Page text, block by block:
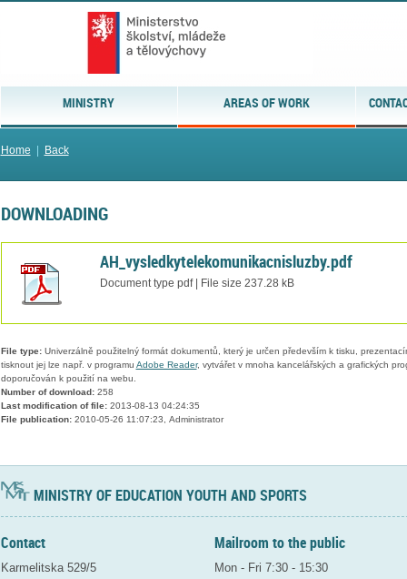
MINISTRY AREAS OF WORK
Home Back
DOWNLOADING
AH_vysledkytelekomunikacnisluzby.pdf
Document type pdf | File size 237.28 kB
File type:Univerzálně použitelný formát dokumentů, který je určen především k tisku,
tisknout jej lze např. v programu Adobe Reader, vytvářet v mnoha kancelářských a grafických
doporučován k použití na webu.
Number of download:258
Last modification of file:2013-08-13 04:24:35
File publication:2010-05-26 11:07:23, Administrator
MINISTRY OF EDUCATION YOUTH AND SPORTS
Contact
Karmelitska 529/5
Mailroom to the public
Mon - Fri 7:30 - 15:30